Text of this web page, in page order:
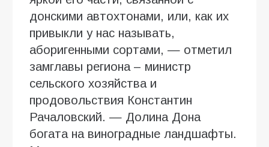
донскими автохтонами, или, как их
привыкли у нас называть,
аборигенными сортами, — отметил
замглавы региона – министр
сельского хозяйства и
продовольствия Константин
Рачаловский. — Долина Дона
богата на виноградные ландшафты.